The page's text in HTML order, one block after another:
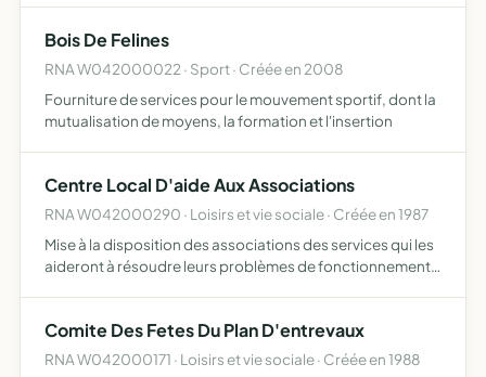
Bois De Felines
RNA W042000022 · Sport · Créée en 2008
Fourniture de services pour le mouvement sportif, dont la
mutualisation de moyens, la formation et l'insertion
Centre Local D'aide Aux Associations
RNA W042000290 · Loisirs et vie sociale · Créée en 1987
Mise à la disposition des associations des services qui les
aideront à résoudre leurs problèmes de fonctionnement
Comite Des Fetes Du Plan D'entrevaux
RNA W042000171 · Loisirs et vie sociale · Créée en 1988